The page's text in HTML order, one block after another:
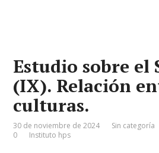
Estudio sobre el
(IX). Relación
culturas.
30 de noviembre de 2024 Sin categoría
0
Instituto hps